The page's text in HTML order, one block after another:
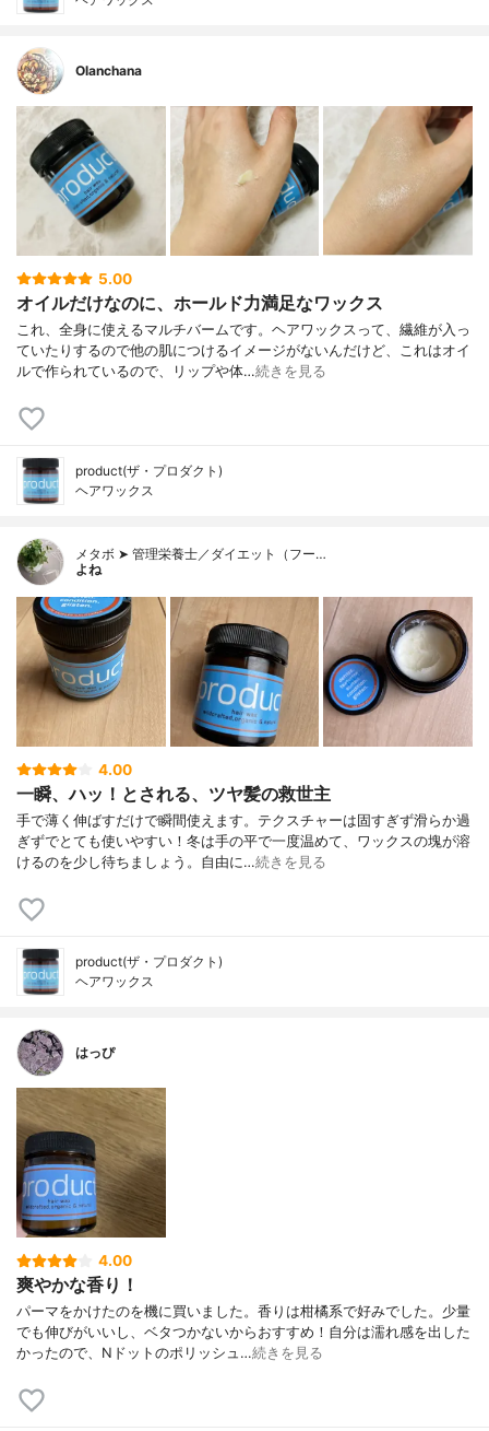
Olanchana
5.00
オイルだけなのに、ホールド力満足なワックス
これ、全身に使えるマルチバームです。ヘアワックスって、繊維が入っ
ていたりするので他の肌につけるイメージがないんだけど、これはオイ
ルで作られているので、リップや体…続きを見る
product(ザ・プロダクト)
ヘアワックス
メタボ ➤ 管理栄養士／ダイエット（フー…
よね
4.00
一瞬、ハッ！とされる、ツヤ髪の救世主
手で薄く伸ばすだけで瞬間使えます。テクスチャーは固すぎず滑らか過
ぎずでとても使いやすい！冬は手の平で一度温めて、ワックスの塊が溶
けるのを少し待ちましょう。自由に…続きを見る
product(ザ・プロダクト)
ヘアワックス
はっぴ
4.00
爽やかな香り！
パーマをかけたのを機に買いました。香りは柑橘系で好みでした。少量
でも伸びがいいし、ベタつかないからおすすめ！自分は濡れ感を出した
かったので、Nドットのポリッシュ…続きを見る